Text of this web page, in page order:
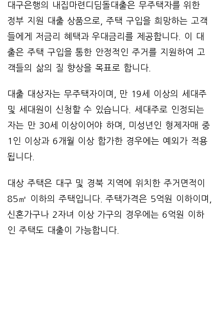
대구은행의 내집마련디딤돌대출은 무주택자를 위한
정부 지원 대출 상품으로, 주택 구입을 희망하는 고객
들에게 저금리 혜택과 우대금리를 제공합니다. 이 대
출은 주택 구입을 통한 안정적인 주거를 지원하여 고
객들의 삶의 질 향상을 목표로 합니다.
대출 대상자는 무주택자이며, 만 19세 이상의 세대주
및 세대원이 신청할 수 있습니다. 세대주로 인정되는
자는 만 30세 이상이어야 하며, 미성년인 형제자매 중
1인 이상과 6개월 이상 합가한 경우에는 예외가 적용
됩니다.
대상 주택은 대구 및 경북 지역에 위치한 주거면적이
85㎡ 이하의 주택입니다. 주택가격은 5억원 이하이며,
신혼가구나 2자녀 이상 가구의 경우에는 6억원 이하
인 주택도 대출이 가능합니다.